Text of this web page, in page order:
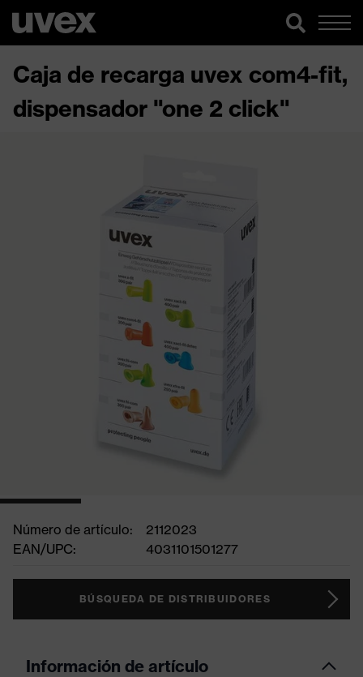
Caja de recarga uvex com4-fit,
dispensador "one 2 click"
Número de artículo:
2112023
EAN/UPC:
4031101501277
BÚSQUEDA DE DISTRIBUIDORES
Información de artículo